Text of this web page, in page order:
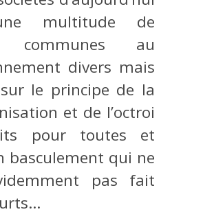
multitude de
communes au
divers mais
le principe de la
et de l’octroi
pour toutes et
basculement qui ne
pas fait